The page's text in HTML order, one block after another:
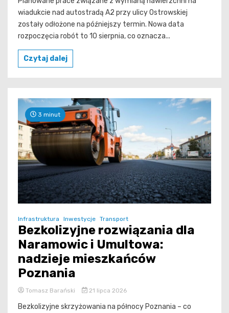
wiadukcie nad autostradą A2 przy ulicy Ostrowskiej
zostały odłożone na późniejszy termin. Nowa data
rozpoczęcia robót to 10 sierpnia, co oznacza...
Czytaj dalej
3 minut
Infrastruktura Inwestycje Transport
Bezkolizyjne rozwiązania dla
Naramowic i Umultowa:
nadzieje mieszkańców
Poznania
Tomasz Barański 21 lipca 2026
Bezkolizyjne skrzyżowania na północy Poznania – co